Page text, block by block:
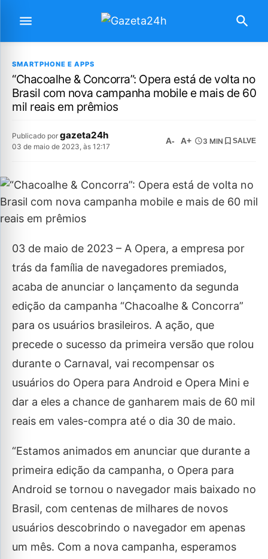
SMARTPHONE E APPS
“Chacoalhe & Concorra”: Opera está de volta no
Brasil com nova campanha mobile e mais de 60
mil reais em prêmios
Publicado por gazeta24h
03 de maio de 2023, às 12:17
A- A+ 3 MIN SALVE
03 de maio de 2023 – A Opera, a empresa por
trás da família de navegadores premiados,
acaba de anunciar o lançamento da segunda
edição da campanha “Chacoalhe & Concorra”
para os usuários brasileiros. A ação, que
precede o sucesso da primeira versão que rolou
durante o Carnaval, vai recompensar os
usuários do Opera para Android e Opera Mini e
dar a eles a chance de ganharem mais de 60 mil
reais em vales-compra até o dia 30 de maio.
“Estamos animados em anunciar que durante a
primeira edição da campanha, o Opera para
Android se tornou o navegador mais baixado no
Brasil, com centenas de milhares de novos
usuários descobrindo o navegador em apenas
um mês. Com a nova campanha, esperamos